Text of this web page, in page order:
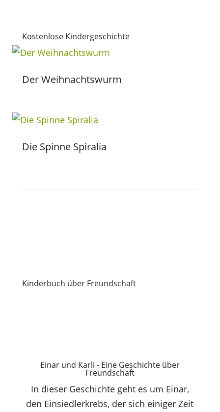
Kostenlose Kindergeschichte
Der Weihnachtswurm
Die Spinne Spiralia
Kinderbuch über Freundschaft
Einar und Karli - Eine Geschichte über
Freundschaft
In dieser Geschichte geht es um Einar,
den Einsiedlerkrebs, der sich einiger Zeit